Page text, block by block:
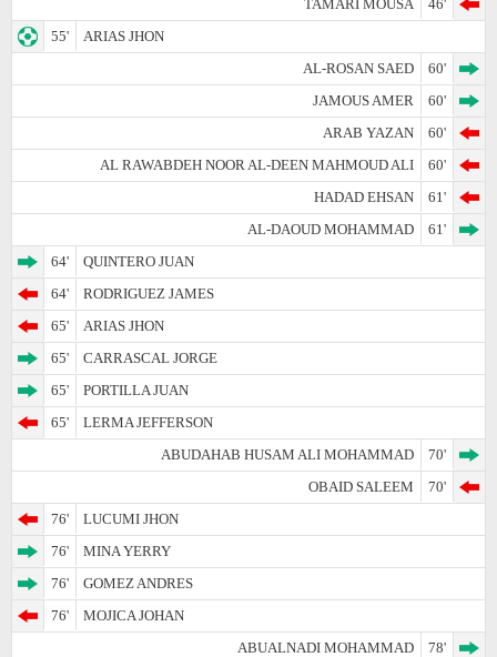
TAMARI MOUSA
46'
55'
ARIAS JHON
AL-ROSAN SAED
60'
JAMOUS AMER
60'
ARAB YAZAN
60'
AL RAWABDEH NOOR AL-DEEN MAHMOUD ALI
60'
HADAD EHSAN
61'
AL-DAOUD MOHAMMAD
61'
64'
QUINTERO JUAN
64'
RODRIGUEZ JAMES
65'
ARIAS JHON
65'
CARRASCAL JORGE
65'
PORTILLA JUAN
65'
LERMA JEFFERSON
ABUDAHAB HUSAM ALI MOHAMMAD
70'
OBAID SALEEM
70'
76'
LUCUMI JHON
76'
MINA YERRY
76'
GOMEZ ANDRES
76'
MOJICA JOHAN
ABUALNADI MOHAMMAD
78'